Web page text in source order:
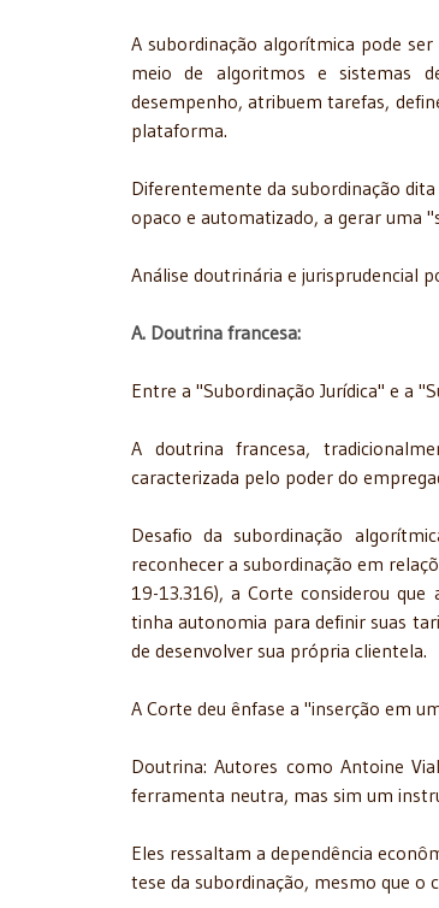
A subordinação algorítmica pode
meio de algoritmos e sistemas
desempenho, atribuem tarefas,
plataforma.
Diferentemente da subordinação
opaco e automatizado, a gerar uma
Análise doutrinária e jurisprudencial
A. Doutrina francesa:
Entre a "Subordinação Jurídica" e a
A doutrina francesa,
caracterizada pelo poder do
Desafio da subordinação
reconhecer a subordinação em
19-13.316), a Corte considerou
tinha autonomia para definir suas
de desenvolver sua própria clientela.
A Corte deu ênfase a "inserção em
Doutrina: Autores como Antoine
ferramenta neutra, mas sim um
Eles ressaltam a dependência
tese da subordinação, mesmo que